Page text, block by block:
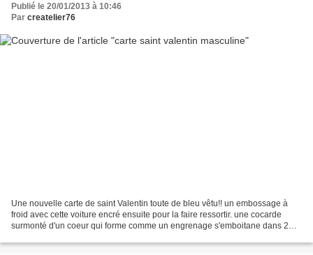
Publié le 20/01/2013 à 10:46
Par createlier76
Une nouvelle carte de saint Valentin toute de bleu vêtu!! un embossage à
froid avec cette voiture encré ensuite pour la faire ressortir. une cocarde
surmonté d'un coeur qui forme comme un engrenage s'emboitane dans 2